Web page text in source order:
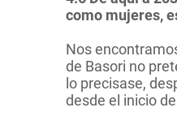
como mujeres,
Nos
de Basori no
lo precisase,
desde el inicio